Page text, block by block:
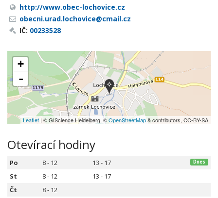
http://www.obec-lochovice.cz
obecni.urad.lochovice@cmail.cz
IČ: 00233528
+
-
Leaflet | © GIScience Heidelberg, ©OpenStreetMap& contributors, CC-BY-SA
Otevírací hodiny
Po 8 - 12 13 - 17 Dnes
St 8 - 12
13 - 17
Čt
8 - 12